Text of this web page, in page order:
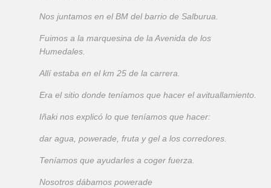
Nos juntamos en el BM del barrio de Salburua.
Fuimos a la marquesina de la Avenida de los
Humedales.
Allí estaba en el km 25 de la carrera.
Era el sitio donde teníamos que hacer el avituallamiento.
Iñaki nos explicó lo que teníamos que hacer:
dar agua, powerade, fruta y gel a los corredores.
Teníamos que ayudarles a coger fuerza.
Nosotros dábamos powerade